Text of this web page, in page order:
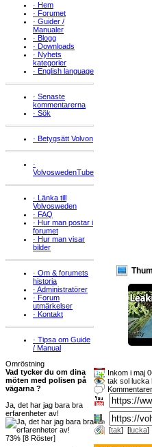
· Hem
· Forumet
· Guider /
Manualer
· Blogg
· Downloads
· Nyhets
kategorier
· English language
· Senaste
kommentarerna
· Sök
· Betygsätt Volvon
·
VolvoswedenTube
· Länka till
Volvosweden
· FAQ
· Hur man postar i
forumet
· Hur man visar
bilder
· Om & forumets
historia
· Administratörer
· Forum
utmärkelser
· Kontakt
· Tipsa om Guide
/ Manual
Omröstning
Vad tycker du om dina
möten med polisen på
vägarna ?
Ja, det har jag bara bra
erfarenheter av!
73% [8 Röster]
Inkom i maj
tak sol lucka
[tak] [lucka]